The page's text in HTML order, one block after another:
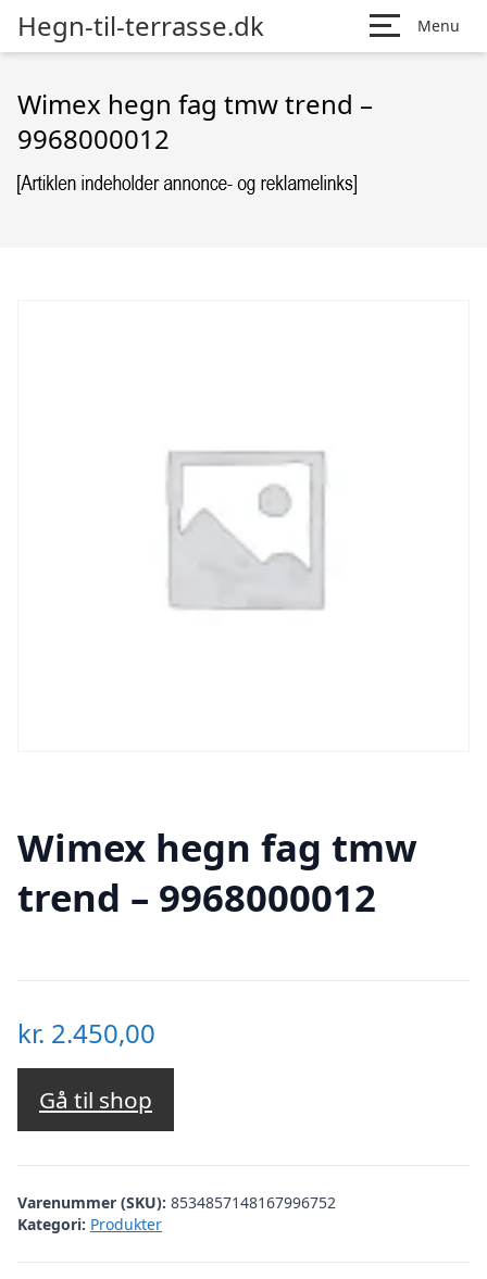
Hegn-til-terrasse.dk Menu
Wimex hegn fag tmw trend –
9968000012
Wimex hegn fag tmw
trend – 9968000012
kr. 2.450,00
Gå til shop
Varenummer (SKU): 8534857148167996752
Kategori: Produkter